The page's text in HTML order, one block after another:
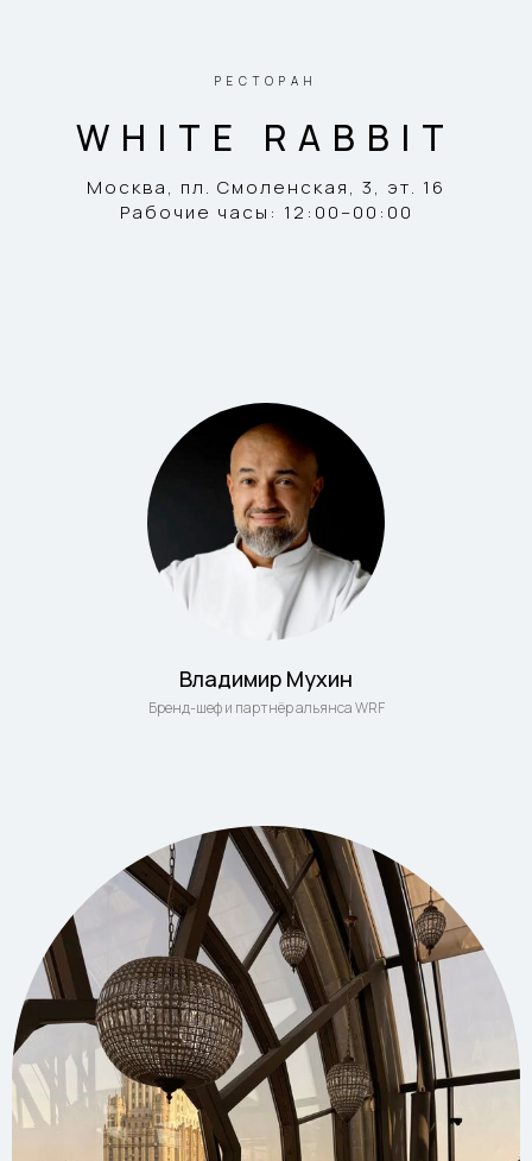
РЕСТОРАН
WHITE RABBIT
Москва, пл. Смоленская, 3, эт. 16
Рабочие часы: 12:00–00:00
Владимир Мухин
Бренд-шеф и партнёр альянса WRF